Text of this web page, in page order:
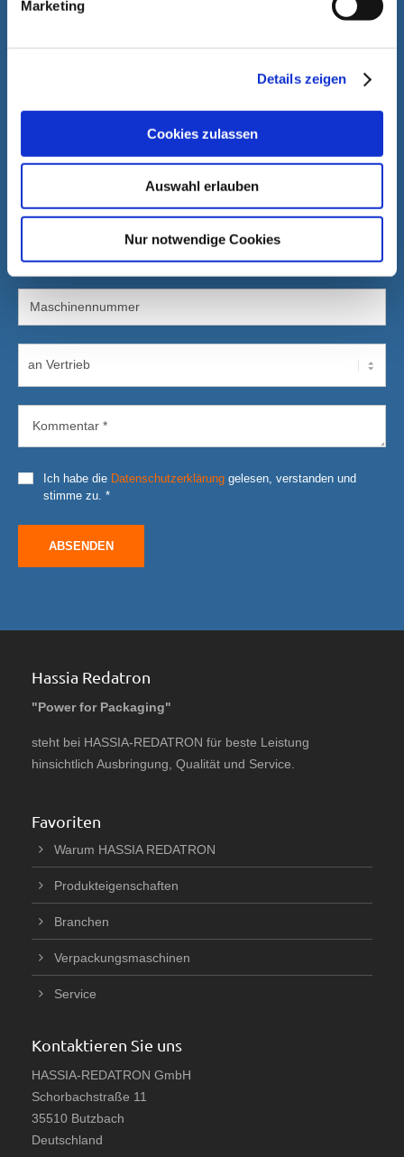
Marketing
Details zeigen
Cookies zulassen
Auswahl erlauben
Nur notwendige Cookies
Ich habe die Datenschutzerklärung gelesen, verstanden und
stimme zu. *
ABSENDEN
Hassia Redatron
"Power for Packaging"
steht bei HASSIA-REDATRON für beste Leistung
hinsichtlich Ausbringung, Qualität und Service.
Favoriten
Warum HASSIA REDATRON
Produkteigenschaften
Branchen
Verpackungsmaschinen
Service
Kontaktieren Sie uns
HASSIA-REDATRON GmbH
Schorbachstraße 11
35510 Butzbach
Deutschland